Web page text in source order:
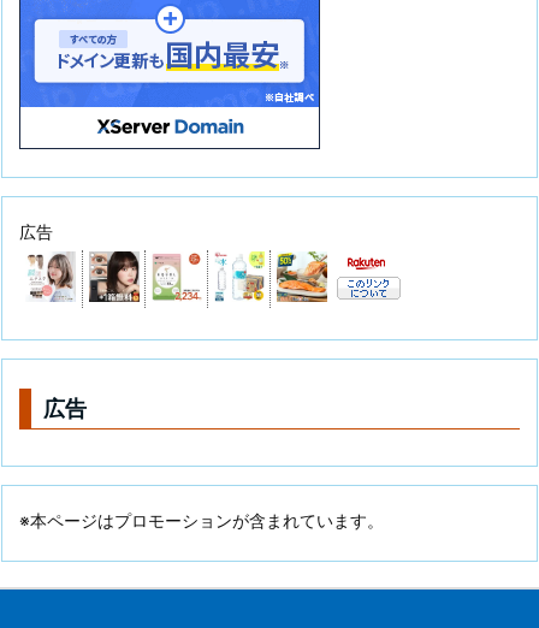
広告
広告
※本ページはプロモーションが含まれています。